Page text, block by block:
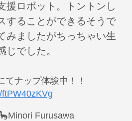
援ロボット。トントンし
することができるそうで
みましたがちっちゃい生
じでした。
てナップ体験中！！
Furusawa